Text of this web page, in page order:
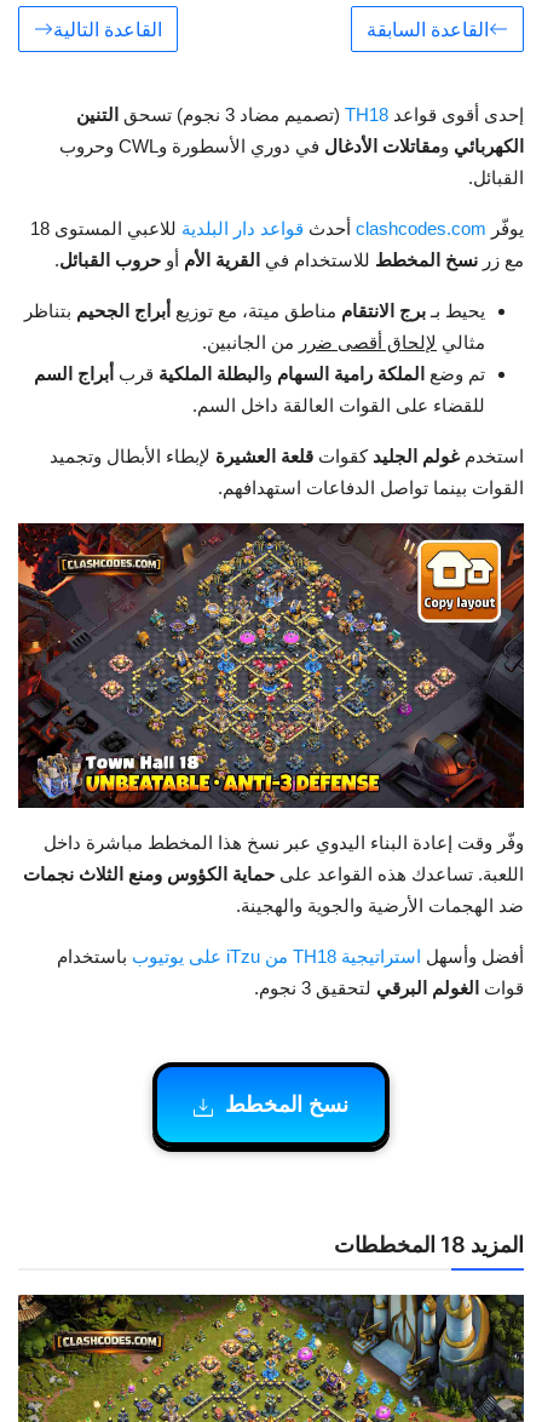
القاعدة السابقة القاعدة التالية
إحدى أقوى قواعد TH18 (تصميم مضاد 3 نجوم) تسحق
التنين
الكهربائي ومقاتلات الأدغال
في دوري الأسطورة وCWL وحروب
القبائل.
يوفّر clashcodes.com أحدث قواعد دار البلدية
للاعبي المستوى 18
مع زر نسخ المخطط للاستخدام في القرية الأم أو حروب القبائل.
يحيط بـ برج الانتقام مناطق ميتة، مع توزيع أبراج الجحيم بتناظر
مثالي لإلحاق أقصى ضرر من الجانبين.
تم وضع الملكة رامية السهام و البطلة الملكية قرب أبراج السم
للقضاء على القوات العالقة داخل السم.
استخدم غولم الجليد كقوات قلعة العشيرة لإبطاء الأبطال وتجميد
القوات بينما تواصل الدفاعات استهدافهم.
وفّر وقت إعادة البناء اليدوي عبر نسخ هذا المخطط مباشرة داخل
اللعبة. تساعدك هذه القواعد على حماية الكؤوس ومنع الثلاث نجمات
ضد الهجمات الأرضية والجوية والهجينة.
أفضل وأسهل استراتيجية TH18 من iTzu على يوتيوب
باستخدام
قوات الغولم البرقي لتحقيق 3 نجوم.
نسخ المخطط
المزيد 18 المخططات